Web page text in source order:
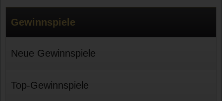
Gewinnspiele
Neue Gewinnspiele
Top-Gewinnspiele